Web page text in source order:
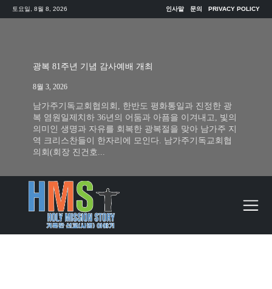
토요일, 8월 8, 2026 인사말 문의 PRIVACY POLICY
광복 81주년 기념 감사예배 개최
8월 3, 2026
남가주기독교회협의회, 한반도 평화통일과 진정한 광
복 염원일제치하 36년의 어둠과 아픔을 이겨내고, 빛의
의미인 생명과 자유를 회복한 광복절을 맞아 남가주 지
역 크리스찬들이 한자리에 모인다. 남가주기독교회협
의회(회장 진건호...